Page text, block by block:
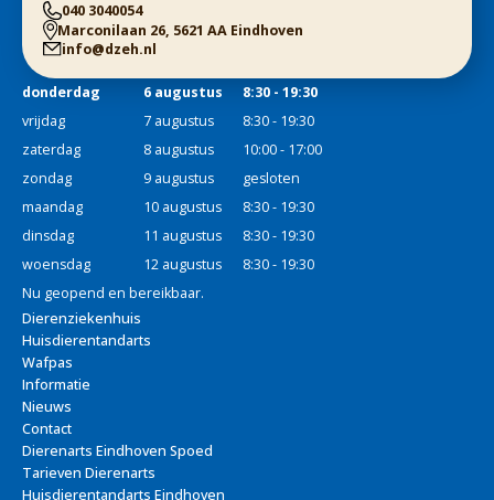
040 3040054
Marconilaan 26, 5621 AA Eindhoven
info@dzeh.nl
donderdag 6 augustus
8:30 - 19:30
vrijdag
7 augustus
8:30 - 19:30
zaterdag
8 augustus
10:00 - 17:00
zondag
9 augustus
gesloten
maandag
10 augustus
8:30 - 19:30
dinsdag
11 augustus
8:30 - 19:30
woensdag
12 augustus
8:30 - 19:30
Nu geopend en bereikbaar.
Dierenziekenhuis
Huisdierentandarts
Wafpas
Informatie
Nieuws
Contact
Dierenarts Eindhoven Spoed
Tarieven Dierenarts
Huisdierentandarts Eindhoven